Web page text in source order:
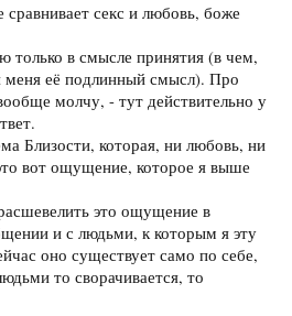
секс и любовь, боже
только в смысле принятия (в чем,
меня её подлинный смысл). Про
молчу, - тут действительно у
Близости, которая, ни любовь, ни
вот ощущение, которое я выше
это ощущение в
и с людьми, к которым я эту
оно существует само по себе,
то сворачивается, то